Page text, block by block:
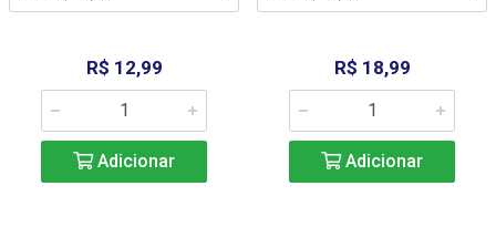
R$ 12,99
Adicionar
R$ 18,99
Adicionar